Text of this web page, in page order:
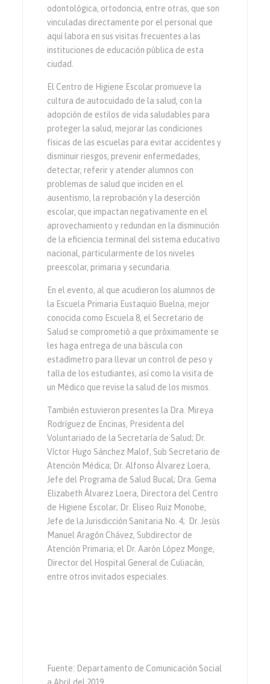
odontológica, ortodoncia, entre otras, que son
vinculadas directamente por el personal que
aquí labora en sus visitas frecuentes a las
instituciones de educación pública de esta
ciudad.
El Centro de Higiene Escolar promueve la
cultura de autocuidado de la salud, con la
adopción de estilos de vida saludables para
proteger la salud, mejorar las condiciones
físicas de las escuelas para evitar accidentes y
disminuir riesgos, prevenir enfermedades,
detectar, referir y atender alumnos con
problemas de salud que inciden en el
ausentismo, la reprobación y la deserción
escolar, que impactan negativamente en el
aprovechamiento y redundan en la disminución
de la eficiencia terminal del sistema educativo
nacional, particularmente de los niveles
preescolar, primaria y secundaria.
En el evento, al que acudieron los alumnos de
la Escuela Primaria Eustaquio Buelna, mejor
conocida como Escuela 8, el Secretario de
Salud se comprometió a que próximamente se
les haga entrega de una báscula con
estadímetro para llevar un control de peso y
talla de los estudiantes, así como la visita de
un Médico que revise la salud de los mismos.
También estuvieron presentes la Dra. Mireya
Rodríguez de Encinas, Presidenta del
Voluntariado de la Secretaría de Salud; Dr.
Víctor Hugo Sánchez Malof, Sub Secretario de
Atención Médica; Dr. Alfonso Álvarez Loera,
Jefe del Programa de Salud Bucal; Dra. Gema
Elizabeth Álvarez Loera, Directora del Centro
de Higiene Escolar; Dr. Eliseo Ruiz Monobe,
Jefe de la Jurisdicción Sanitaria No. 4; Dr. Jesús
Manuel Aragón Chávez, Subdirector de
Atención Primaria; el Dr. Aarón López Monge,
Director del Hospital General de Culiacán,
entre otros invitados especiales.
Fuente: Departamento de Comunicación Social
a Abril del 2019